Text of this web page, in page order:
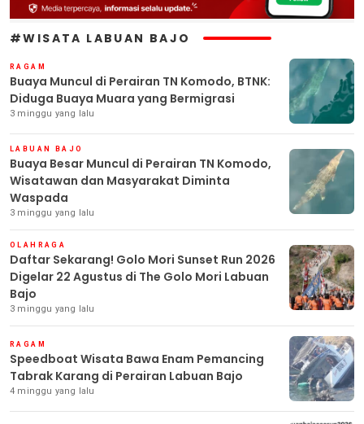
#WISATA LABUAN BAJO
RAGAM
Buaya Muncul di Perairan TN Komodo, BTNK:
Diduga Buaya Muara yang Bermigrasi
3 minggu yang lalu
LABUAN BAJO
Buaya Besar Muncul di Perairan TN Komodo,
Wisatawan dan Masyarakat Diminta
Waspada
3 minggu yang lalu
OLAHRAGA
Daftar Sekarang! Golo Mori Sunset Run 2026
Digelar 22 Agustus di The Golo Mori Labuan
Bajo
3 minggu yang lalu
RAGAM
Speedboat Wisata Bawa Enam Pemancing
Tabrak Karang di Perairan Labuan Bajo
4 minggu yang lalu